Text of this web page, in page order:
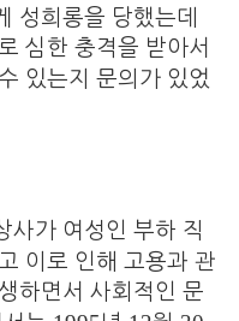
성희롱을 당했는데
심한 충격을 받아서
있는지 문의가 있었
사가 여성인 부하 직
이로 인해 고용과 관
하면서 사회적인 문